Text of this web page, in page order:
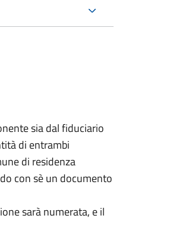
sia dal fiduciario
di entrambi
di residenza
con sè un documento
sarà numerata, e il